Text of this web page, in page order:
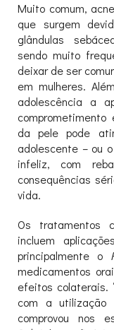
Muito comum,
que surgem
glândulas
sendo muito
deixar de ser
em mulheres.
adolescência a
da pele pode
adolescente – ou
infeliz, com
consequências
vida.
Os tratamentos
incluem
principalmente o
medicamentos
efeitos colaterais.
com a
comprovou nos